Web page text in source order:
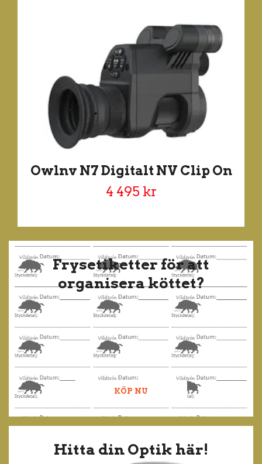
Frysetiketter för att
organisera köttet?
KÖP NU
Hitta din Optik här!
Owlnv N7 Digitalt NV Clip On
4 495 kr